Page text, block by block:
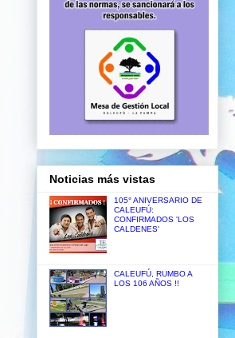
Noticias más vistas
105° ANIVERSARIO DE
CALEUFÚ:
CONFIRMADOS 'LOS
CALDENES'
CALEUFÚ, RUMBO A
LOS 106 AÑOS !!